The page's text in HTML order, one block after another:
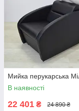
Мийка перукарська
В наявності
22 401 ₴ 24 890 ₴